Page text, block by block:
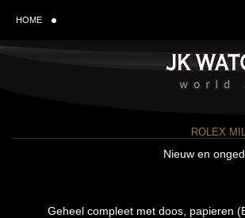
HOME
ROLEX
Nieuw en
Geheel compleet met doos, papieren